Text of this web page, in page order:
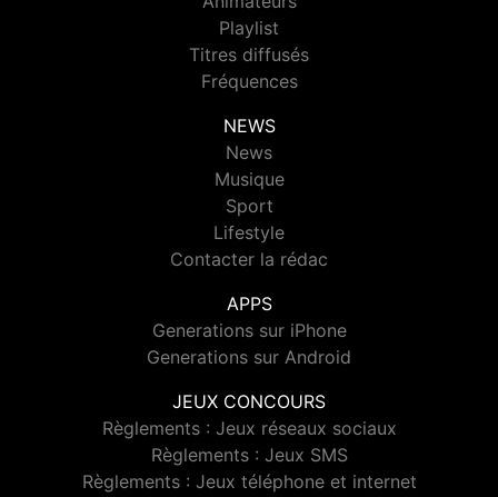
Playlist
Titres diffusés
Fréquences
NEWS
News
Musique
Sport
Lifestyle
Contacter la rédac
APPS
Generations sur iPhone
Generations sur Android
JEUX CONCOURS
Règlements : Jeux réseaux sociaux
Règlements : Jeux SMS
Règlements : Jeux téléphone et internet